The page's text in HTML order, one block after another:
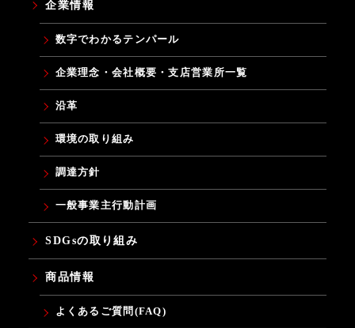
企業情報
数字でわかるテンパール
企業理念・会社概要・支店営業所一覧
沿革
環境の取り組み
調達方針
一般事業主行動計画
SDGsの取り組み
商品情報
よくあるご質問(FAQ)